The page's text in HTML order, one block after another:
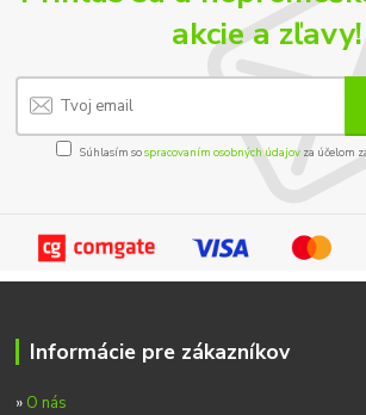
akcie a zľavy!
Súhlasím sospracovaním osobných údajov za účelom
Informácie pre zákazníkov
» O nás